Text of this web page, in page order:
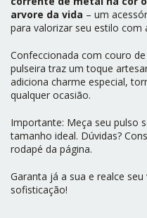
arvore da vida – um
para valorizar seu estilo com
Confeccionada com couro
pulseira traz um toque
adiciona charme especial,
qualquer ocasião.
Importante: Meça seu pulso
tamanho ideal. Dúvidas?
rodapé da página.
Garanta já a sua e realce
sofisticação!